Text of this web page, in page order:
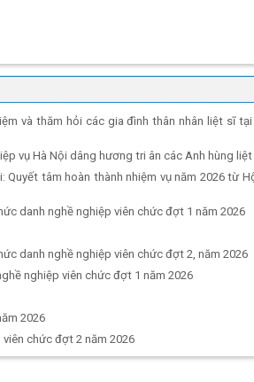
và thăm hỏi các gia đình thân nhân liệt sĩ tại
vụ Hà Nội dâng hương tri ân các Anh hùng
Quyết tâm hoàn thành nhiệm vụ năm 2026 từ
danh nghề nghiệp viên chức đợt 1 năm 2026
danh nghề nghiệp viên chức đợt 2, năm 2026
nghiệp viên chức đợt 1 năm 2026
2026
chức đợt 2 năm 2026